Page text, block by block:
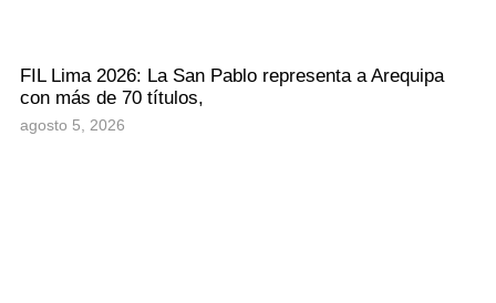
FIL Lima 2026: La San Pablo representa a Arequipa
con más de 70 títulos,
agosto 5, 2026